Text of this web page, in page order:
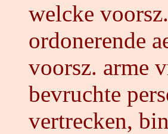
welcke
ordonerende
voorsz. arme
bevruchte
vertrecken,